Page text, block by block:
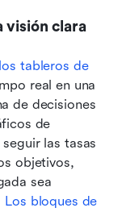
visión clara
los tableros de
real en una
de decisiones
de
las tasas
objetivos,
sea
Los bloques de